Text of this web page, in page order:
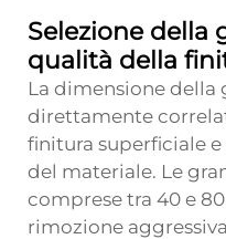
Selezione della
qualità della
La dimensione della
direttamente
finitura superficiale
del materiale. Le
comprese tra 40 e
rimozione